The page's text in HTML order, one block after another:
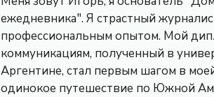
ежедневника". Я страстный
профессиональным опытом. Мой
коммуникациям, полученный в
Аргентине, стал первым шагом в
одинокое путешествие по Южной